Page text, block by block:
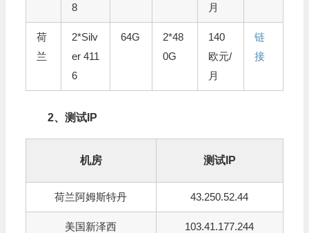
8
月
荷
兰
2*Silv
er 411
6
64G
2*48
0G
140
欧元/
月
链
接
2、测试IP
机房 测试IP
荷兰阿姆斯特丹 43.250.52.44
美国新泽西 103.41.177.244